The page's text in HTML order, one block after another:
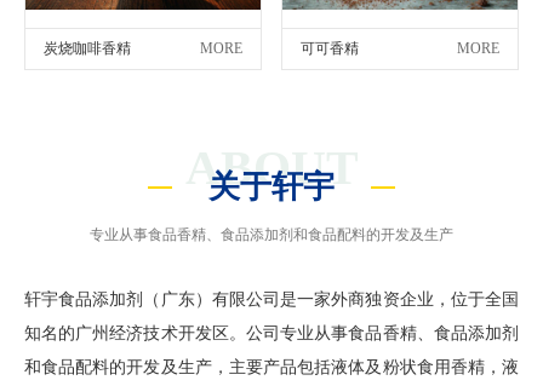
炭烧咖啡香精 MORE 可可香精 MORE
ABOUT
关于轩宇
专业从事食品香精、食品添加剂和食品配料的开发及生产
轩宇食品添加剂（广东）有限公司是一家外商独资企业，位于全国
知名的广州经济技术开发区。公司专业从事食品香精、食品添加剂
和食品配料的开发及生产，主要产品包括液体及粉状食用香精，液